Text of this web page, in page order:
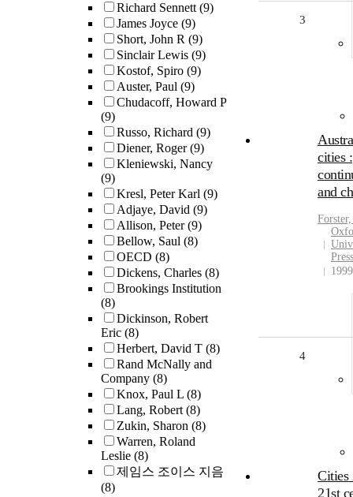
Richard Sennett(9)
James Joyce (9)
Short, John R (9)
Sinclair Lewis (9)
Kostof, Spiro (9)
Auster, Paul (9)
Chudacoff, Howard P
(9)
Russo, Richard (9)
Diener, Roger(9)
Kleniewski, Nancy
(9)
Kresl, Peter Karl (9)
Adjaye, David (9)
Allison, Peter(9)
Bellow, Saul (8)
OECD (8)
Dickens, Charles (8)
Brookings Institution
(8)
Dickinson, Robert
Eric (8)
Herbert, David T (8)
Rand McNally and
Company (8)
Knox, Paul L (8)
Lang, Robert(8)
Zukin, Sharon (8)
Warren, Roland
Leslie (8)
제임스 조이스 지음
(8)
3
cities :
and
Press
1999
4
Cities
21st